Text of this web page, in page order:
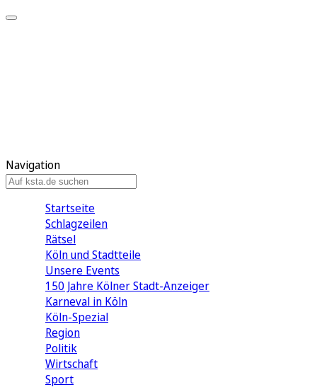
Navigation
Startseite
Schlagzeilen
Rätsel
Köln und Stadtteile
Unsere Events
150 Jahre Kölner Stadt-Anzeiger
Karneval in Köln
Köln-Spezial
Region
Politik
Wirtschaft
Sport